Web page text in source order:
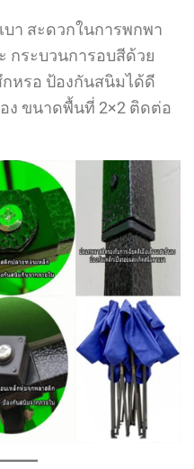
า สะดวกในการพกพา
กระบวนการอบสีด้วย
หรอ ป้องกันสนิมได้ดี
ง ขนาดพื้นที่ 2×2 ติดต่อ